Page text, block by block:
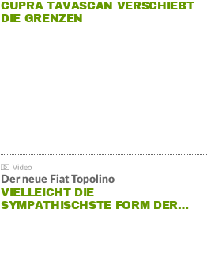
CUPRA TAVASCAN VERSCHIEBT
DIE GRENZEN
Der neue Fiat Topolino
VIELLEICHT DIE
SYMPATHISCHSTE FORM DER…